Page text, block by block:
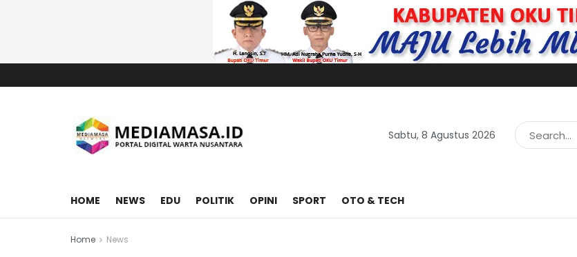
Sabtu, 8 Agustus 2026
HOME NEWS EDU POLITIK OPINI SPORT OTO & TECH
Home News